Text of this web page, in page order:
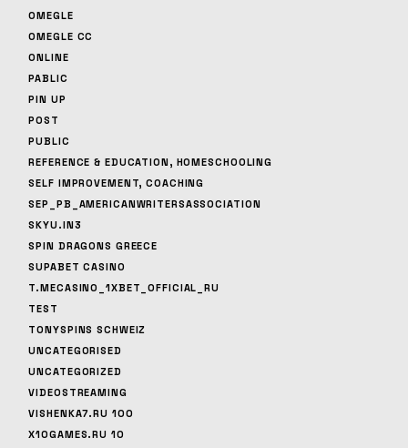
OMEGLE
OMEGLE CC
ONLINE
PABLIC
PIN UP
POST
PUBLIC
REFERENCE & EDUCATION, HOMESCHOOLING
SELF IMPROVEMENT, COACHING
SEP_PB_AMERICANWRITERSASSOCIATION
SKYU.IN3
SPIN DRAGONS GREECE
SUPABET CASINO
T.MECASINO_1XBET_OFFICIAL_RU
TEST
TONYSPINS SCHWEIZ
UNCATEGORISED
UNCATEGORIZED
VIDEOSTREAMING
VISHENKA7.RU 100
X10GAMES.RU 10